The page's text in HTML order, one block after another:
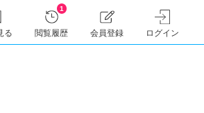
る
1
閲覧履歴 会員登録 ログイン